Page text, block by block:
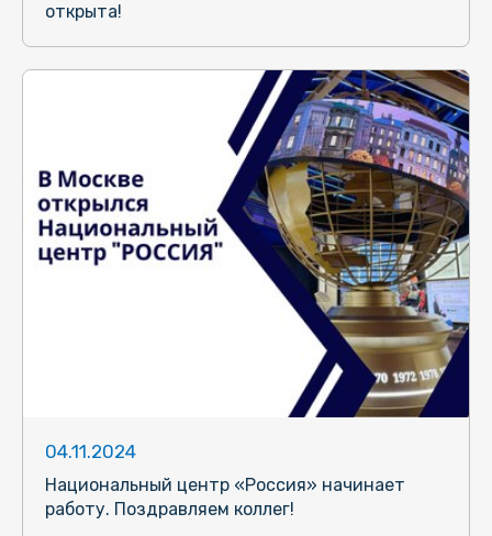
открыта!
04.11.2024
Национальный центр «Россия» начинает
работу. Поздравляем коллег!